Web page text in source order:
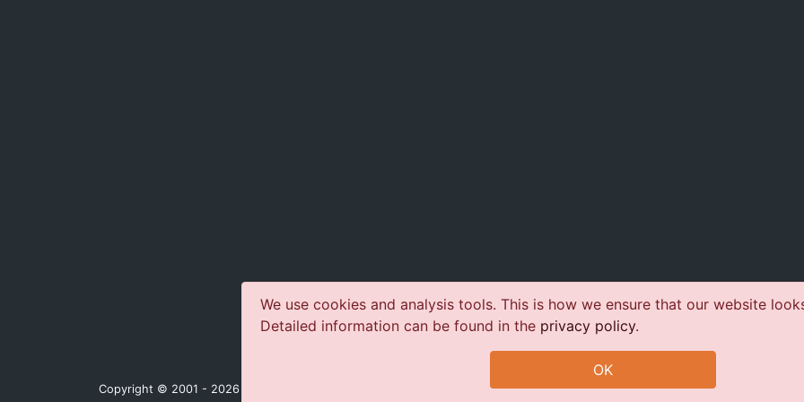
We use cookies and analysis tools. This is how we ensure that our website
Detailed information can be found in the privacy policy.
OK
Copyright © 2001 - 2026 jazz-concerts.com